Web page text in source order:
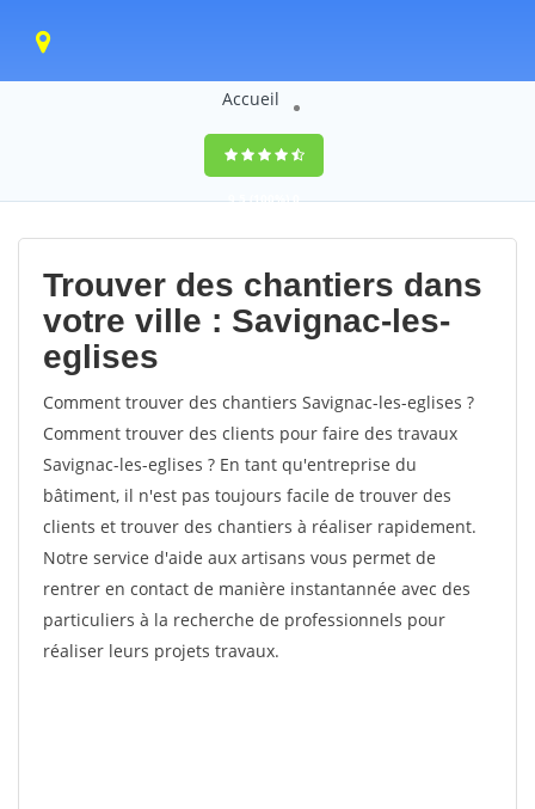
Accueil
9,5(100%)0
votes
Trouver des chantiers dans
votre ville : Savignac-les-
eglises
Comment trouver des chantiers Savignac-les-eglises ?
Comment trouver des clients pour faire des travaux
Savignac-les-eglises ? En tant qu'entreprise du
bâtiment, il n'est pas toujours facile de trouver des
clients et trouver des chantiers à réaliser rapidement.
Notre service d'aide aux artisans vous permet de
rentrer en contact de manière instantannée avec des
particuliers à la recherche de professionnels pour
réaliser leurs projets travaux.